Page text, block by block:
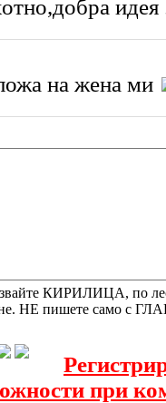
идея
на жена ми
КИРИЛИЦА, по
НЕ пишете само с
при